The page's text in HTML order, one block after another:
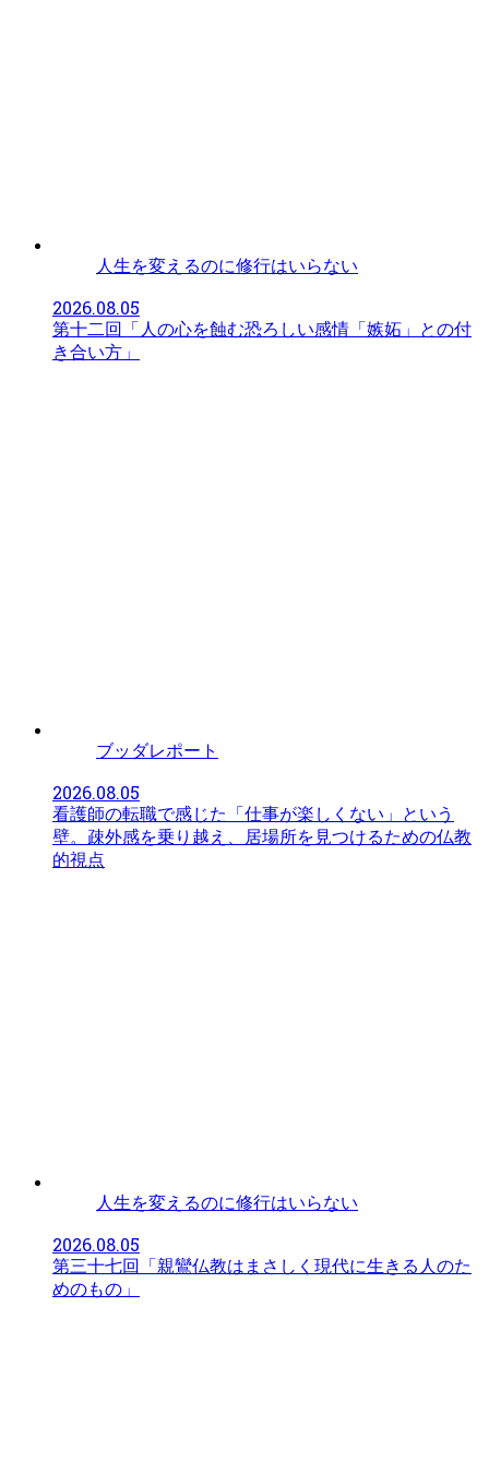
人生を変えるのに修行はいらない
2026.08.05
第十二回「人の心を蝕む恐ろしい感情「嫉妬」との付
き合い方」
ブッダレポート
2026.08.05
看護師の転職で感じた「仕事が楽しくない」という
壁。疎外感を乗り越え、居場所を見つけるための仏教
的視点
人生を変えるのに修行はいらない
2026.08.05
第三十七回「親鸞仏教はまさしく現代に生きる人のた
めのもの」